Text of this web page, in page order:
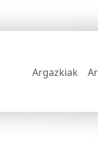
Argazkiak